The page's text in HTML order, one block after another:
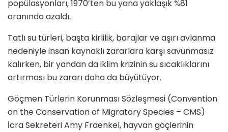
popülasyonları, 1970’ten bu yana yaklaşık %81
oranında azaldı.
Tatlı su türleri, başta kirlilik, barajlar ve aşırı avlanma
nedeniyle insan kaynaklı zararlara karşı savunmasız
kalırken, bir yandan da iklim krizinin su sıcaklıklarını
artırması bu zararı daha da büyütüyor.
Göçmen Türlerin Korunması Sözleşmesi (Convention
on the Conservation of Migratory Species – CMS)
İcra Sekreteri Amy Fraenkel, hayvan göçlerinin